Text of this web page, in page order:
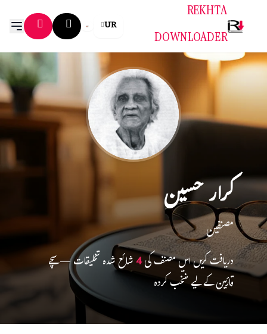
REKHTA
DOWNLOADER
UR
کرار حسین
مصنفین
دریافت کریں اس مصنف کی4شائع شدہ تخلیقات — سچے
قارئین کے لیے منتخب کردہ